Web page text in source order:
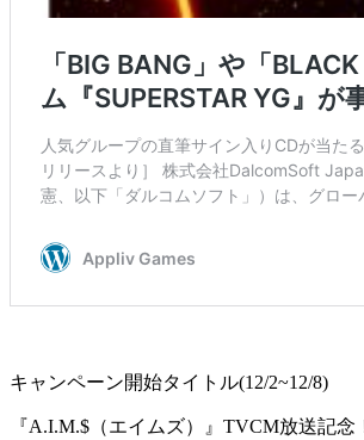
キャンペーン開始タイトル(12/2~12/8)
『A.I.M.$（エイムズ）』TVCM放送記